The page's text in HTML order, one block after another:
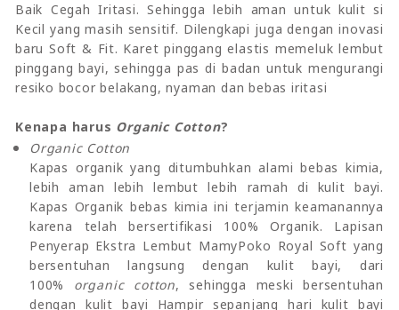
Baik Cegah Iritasi. Sehingga lebih aman untuk kulit si
Kecil yang masih sensitif. Dilengkapi juga dengan inovasi
baru Soft & Fit. Karet pinggang elastis memeluk lembut
pinggang bayi, sehingga pas di badan untuk mengurangi
resiko bocor belakang, nyaman dan bebas iritasi
Kenapa harus Organic Cotton?
Organic Cotton
Kapas organik yang ditumbuhkan alami bebas kimia,
lebih aman lebih lembut lebih ramah di kulit bayi.
Kapas Organik bebas kimia ini terjamin keamanannya
karena telah bersertifikasi 100% Organik. Lapisan
Penyerap Ekstra Lembut MamyPoko Royal Soft yang
bersentuhan langsung dengan kulit bayi, dari
100% organic cotton, sehingga meski bersentuhan
dengan kulit bayi Hampir sepanjang hari kulit bayi